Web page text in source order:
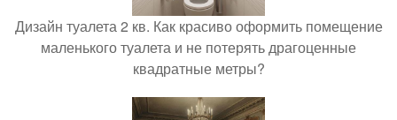
Дизайн туалета 2 кв. Как красиво оформить помещение
маленького туалета и не потерять драгоценные
квадратные метры?